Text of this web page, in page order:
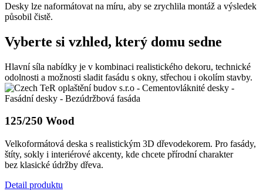
Desky lze naformátovat na míru, aby se zrychlila montáž a výsledek
působil čistě.
Vyberte si vzhled, který domu sedne
Hlavní síla nabídky je v kombinaci realistického dekoru, technické
odolnosti a možnosti sladit fasádu s okny, střechou i okolím stavby.
125/250 Wood
Velkoformátová deska s realistickým 3D dřevodekorem. Pro fasády,
štíty, sokly i interiérové akcenty, kde chcete přírodní charakter
bez klasické údržby dřeva.
Detail produktu